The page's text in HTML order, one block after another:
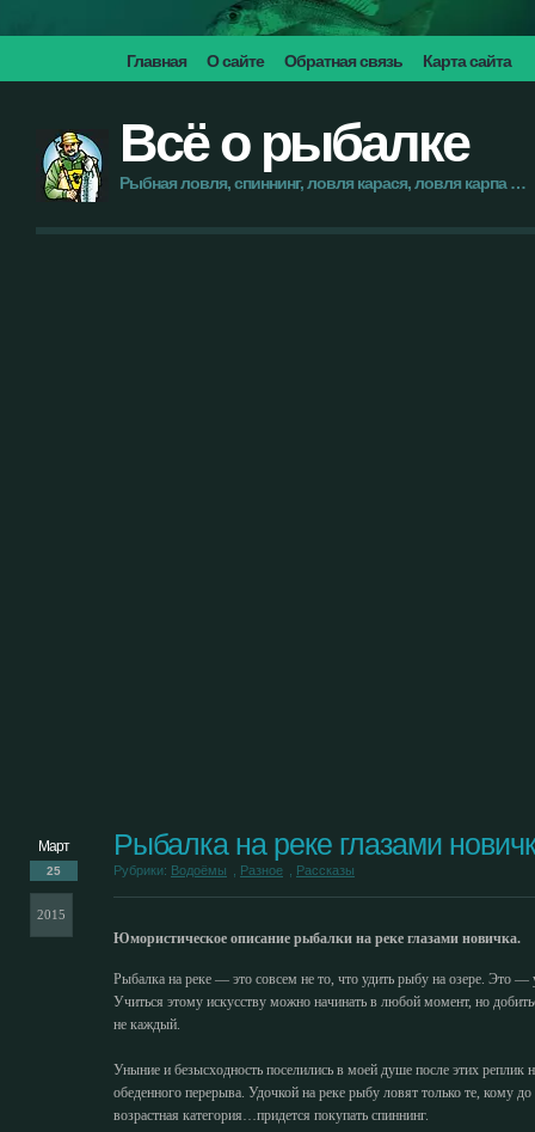
Главная О сайте Обратная связь Карта сайта
Всё о рыбалке
Рыбная ловля, спиннинг, ловля карася, ловля карпа …
Рыбалка на реке глазами
Рубрики: Водоёмы Разное Рассказы
Март
25
2015
Юмористическое описание рыбалки на реке глазами новичка.
Рыбалка на реке — это совсем не то, что удить рыбу на озере. Это —
Учиться этому искусству можно начинать в любой момент, но
не каждый.
Уныние и безысходность поселились в моей душе после этих
обеденного перерыва. Удочкой на реке рыбу ловят только те, кому
возрастная категория…придется покупать спиннинг.